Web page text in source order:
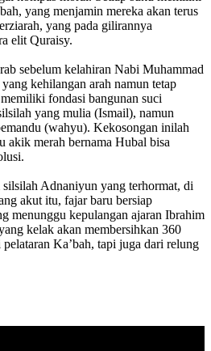
yang menjamin mereka akan terus
yang pada gilirannya
elit Quraisy.
sebelum kelahiran Nabi Muhammad
kehilangan arah namun tetap
fondasi bangunan suci
yang mulia (Ismail), namun
(wahyu). Kekosongan inilah
akik merah bernama Hubal bisa
Adnaniyun yang terhormat, di
akut itu, fajar baru bersiap
menunggu kepulangan ajaran Ibrahim
kelak akan membersihkan 360
Ka’bah, tapi juga dari relung